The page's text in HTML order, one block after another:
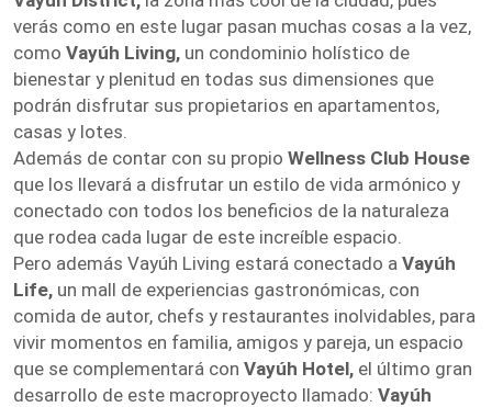
verás como en este lugar pasan muchas cosas a la vez,
como Vayúh Living, un condominio holístico de
bienestar y plenitud en todas sus dimensiones que
podrán disfrutar sus propietarios en apartamentos,
casas y lotes.
Además de contar con su propio Wellness Club House
que los llevará a disfrutar un estilo de vida armónico y
conectado con todos los beneficios de la naturaleza
que rodea cada lugar de este increíble espacio.
Pero además Vayúh Living estará conectado a Vayúh
Life, un mall de experiencias gastronómicas, con
comida de autor, chefs y restaurantes inolvidables, para
vivir momentos en familia, amigos y pareja, un espacio
que se complementará con Vayúh Hotel, el último gran
desarrollo de este macroproyecto llamado: Vayúh